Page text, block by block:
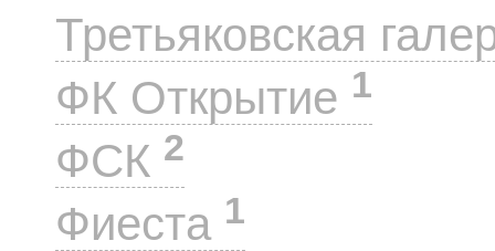
Третьяковская
ФК Открытие 1
ФСК 2
Фиеста 1